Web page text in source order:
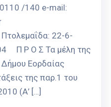
/140 e-mail:
22-6-
Π Ρ Ο Σ Τα μέλη της
Δήμου Εορδαίας
της παρ.1 του
(Α’ […]